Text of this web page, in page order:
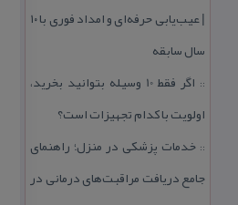
| عیب‌یابی حرفه‌ای و امداد فوری با ۱۰
سال سابقه
::
اگر فقط 10 وسیله بتوانید بخرید،
اولویت با كدام تجهیزات است؟
:: خدمات پزشكی در منزل؛ راهنمای
جامع دریافت مراقبت‌های درمانی در